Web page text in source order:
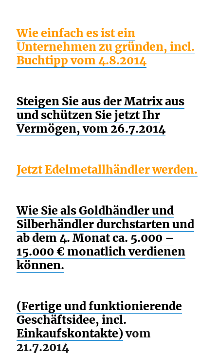
Wie einfach es ist ein
Unternehmen zu gründen, incl.
Buchtipp vom 4.8.2014
Steigen Sie aus der Matrix aus
und schützen Sie jetzt Ihr
Vermögen, vom 26.7.2014
Jetzt Edelmetallhändler werden.
Wie Sie als Goldhändler und
Silberhändler durchstarten und
ab dem 4. Monat ca. 5.000 –
15.000 € monatlich verdienen
können.
(Fertige und funktionierende
Geschäftsidee, incl.
Einkaufskontakte)vom
21.7.2014